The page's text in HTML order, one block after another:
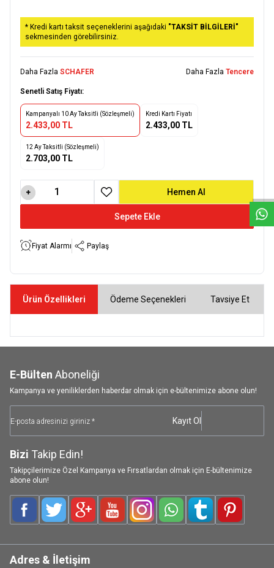
* Kredi kartı taksit seçeneklerini aşağıdaki "TAKSİT BİLGİLERİ"
sekmesinden görebilirsiniz.
Daha Fazla SCHAFER Daha Fazla Tencere
Senetli Satış Fiyatı:
Kampanyalı 10 Ay Taksitli (Sözleşmeli)
2.433,00 TL
Kredi Kartı Fiyatı
2.433,00 TL
12 Ay Taksitli (Sözleşmeli)
2.703,00 TL
Sepete Ekle
Hemen Al
Favoriye Ekle
Fiyat Alarmı Paylaş
Ürün Özellikleri Ödeme Seçenekleri Tavsiye Et
E-Bülten Aboneliği
Kampanya ve yeniliklerden haberdar olmak için e-bültenimize abone olun!
Kayıt Ol
Bizi Takip Edin!
Takipçilerimize Özel Kampanya ve Fırsatlardan olmak için E-bültenimize
abone olun!
FacebookTwitterGoogle-PlusYoutubeInstagramWhatsAppTumblrPinterest
Adres & İletişim